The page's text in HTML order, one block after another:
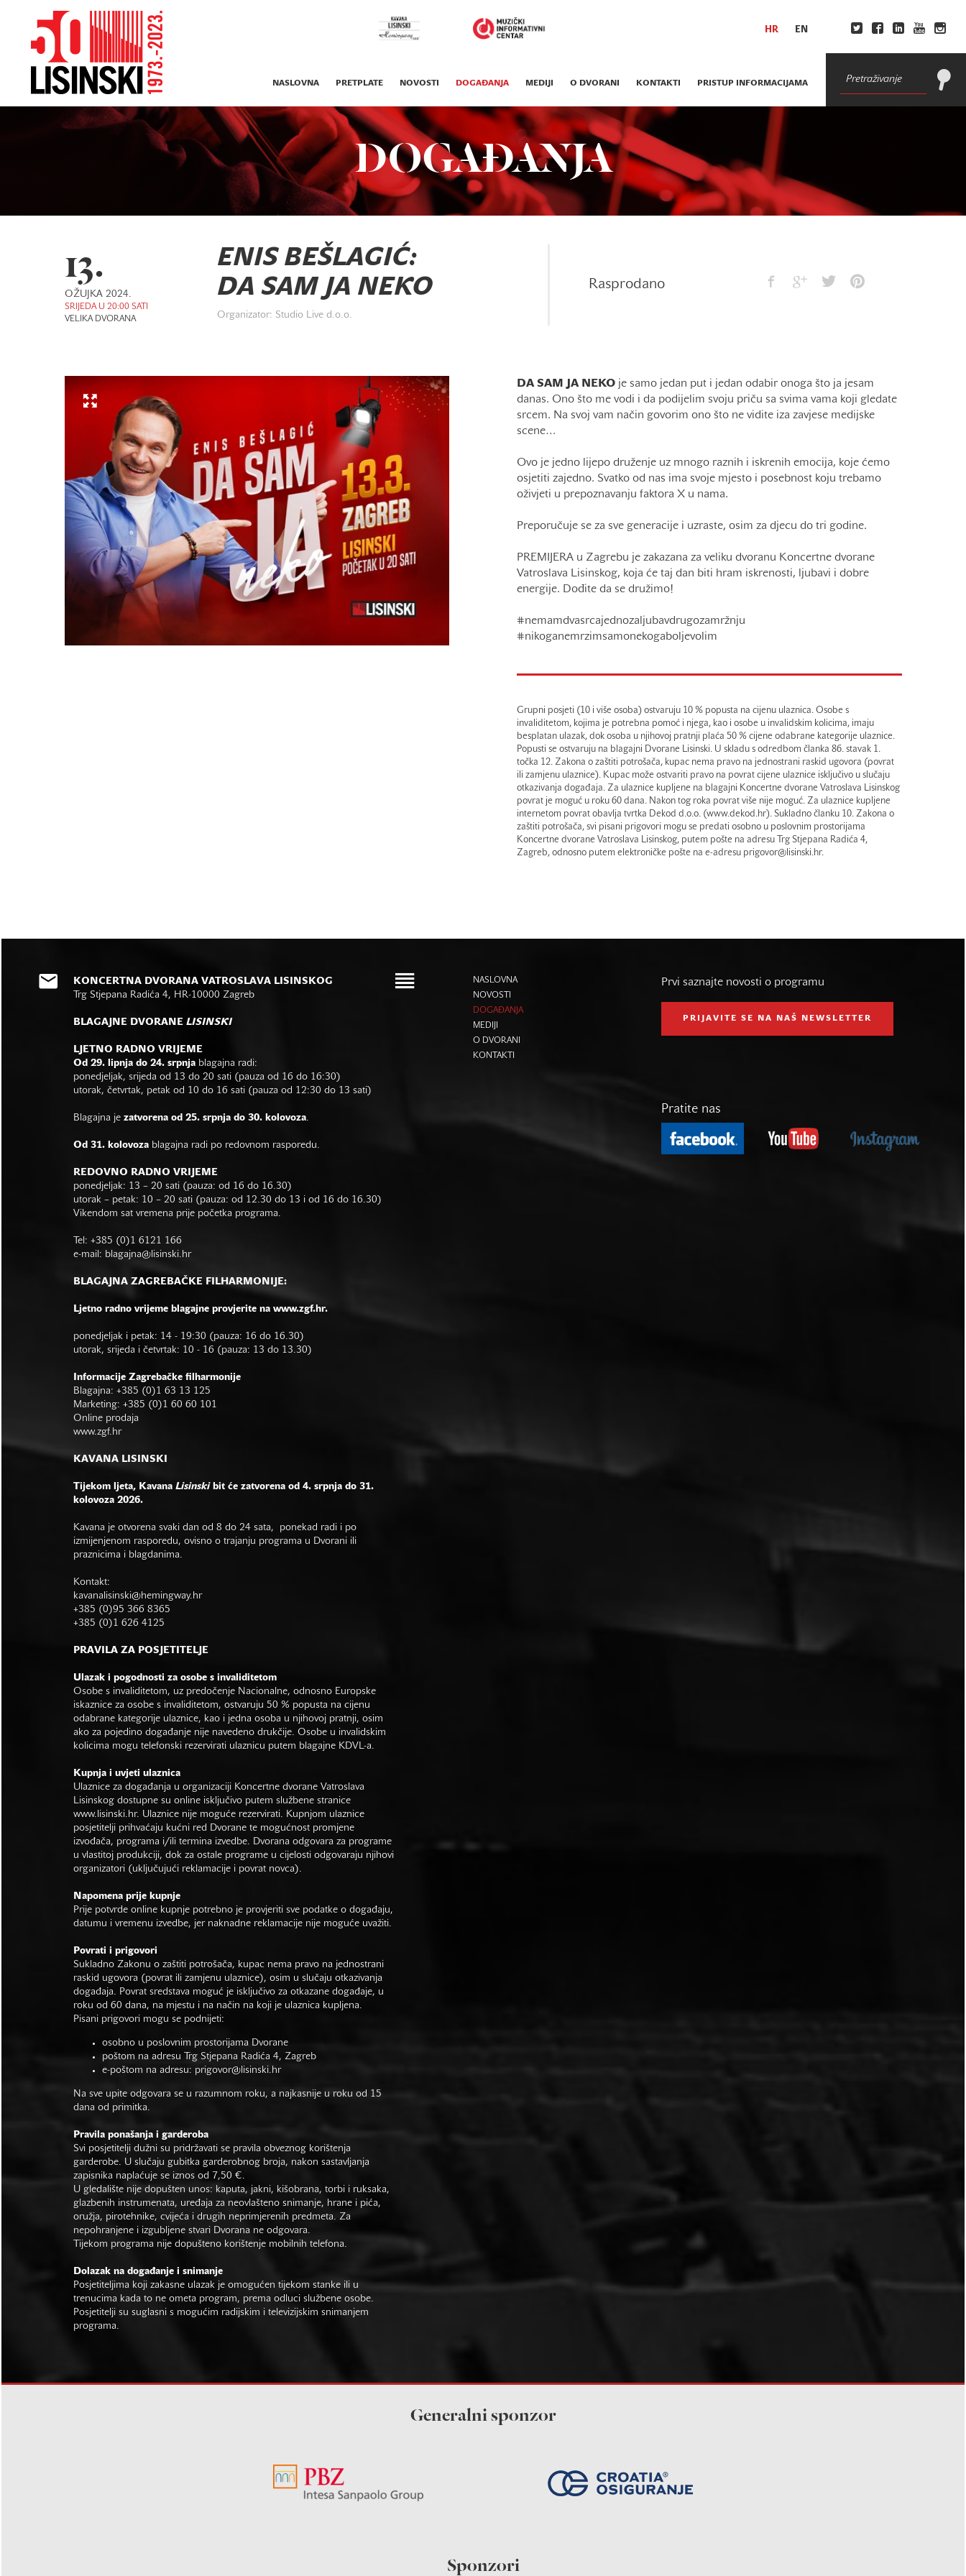
HR EN
NASLOVNA PRETPLATE NOVOSTI DOGAĐANJA MEDIJI O DVORANI KONTAKTI PRISTUP INFORMACIJAMA
DOGAĐANJA
13.
OŽUJKA 2024.
SRIJEDA U 20:00 SATI
VELIKA DVORANA
ENIS BEŠLAGIĆ:
DA SAM JA NEKO
Organizator: Studio Live d.o.o.
Rasprodano
DA SAM JA NEKOje samo jedan put i jedan odabir onoga što ja jesam
danas. Ono što me vodi i da podijelim svoju priču sa svima vama koji gledate
srcem. Na svoj vam način govorim ono što ne vidite iza zavjese medijske
scene…
Ovo je jedno lijepo druženje uz mnogo raznih i iskrenih emocija, koje ćemo
osjetiti zajedno. Svatko od nas ima svoje mjesto i posebnost koju trebamo
oživjeti u prepoznavanju faktora X u nama.
Preporučuje se za sve generacije i uzraste, osim za djecu do tri godine.
PREMIJERA u Zagrebu je zakazana za veliku dvoranu Koncertne dvorane
Vatroslava Lisinskog, koja će taj dan biti hram iskrenosti, ljubavi i dobre
energije. Dođite da se družimo!
#nemamdvasrcajednozaljubavdrugozamržnju
#nikoganemrzimsamonekogaboljevolim
Grupni posjeti (10 i više osoba) ostvaruju 10 % popusta na cijenu ulaznica. Osobe s
invaliditetom, kojima je potrebna pomoć i njega, kao i osobe u invalidskim kolicima, imaju
besplatan ulazak, dok osoba u njihovoj pratnji plaća 50 % cijene odabrane kategorije ulaznice.
Popusti se ostvaruju na blagajni Dvorane Lisinski. U skladu s odredbom članka 86. stavak 1.
točka 12. Zakona o zaštiti potrošača, kupac nema pravo na jednostrani raskid ugovora (povrat
ili zamjenu ulaznice). Kupac može ostvariti pravo na povrat cijene ulaznice isključivo u slučaju
otkazivanja događaja. Za ulaznice kupljene na blagajni Koncertne dvorane Vatroslava Lisinskog
povrat je moguć u roku 60 dana. Nakon tog roka povrat više nije moguć. Za ulaznice kupljene
internetom povrat obavlja tvrtka Dekod d.o.o. (www.dekod.hr). Sukladno članku 10. Zakona o
zaštiti potrošača, svi pisani prigovori mogu se predati osobno u poslovnim prostorijama
Koncertne dvorane Vatroslava Lisinskog, putem pošte na adresu Trg Stjepana Radića 4,
Zagreb, odnosno putem elektroničke pošte na e-adresu prigovor@lisinski.hr.
KONCERTNA DVORANA VATROSLAVA LISINSKOG
Trg Stjepana Radića 4, HR-10000 Zagreb
BLAGAJNE DVORANE LISINSKI
LJETNO RADNO VRIJEME
Od 29. lipnja do 24. srpnja blagajna radi:
ponedjeljak, srijeda od 13 do 20 sati (pauza od 16 do 16:30)
utorak, četvrtak, petak od 10 do 16 sati (pauza od 12:30 do 13 sati)
Blagajna je zatvorena od 25. srpnja do 30. kolovoza.
Od 31. kolovoza blagajna radi po redovnom rasporedu.
REDOVNO RADNO VRIJEME
ponedjeljak: 13 – 20 sati (pauza: od 16 do 16.30)
utorak – petak: 10 – 20 sati (pauza: od 12.30 do 13 i od 16 do 16.30)
Vikendom sat vremena prije početka programa.
Tel: +385 (0)1 6121 166
e-mail: blagajna@lisinski.hr
BLAGAJNA ZAGREBAČKE FILHARMONIJE:
Ljetno radno vrijeme blagajne provjerite na www.zgf.hr.
ponedjeljak i petak: 14 - 19:30 (pauza: 16 do 16.30)
utorak, srijeda i četvrtak: 10 - 16 (pauza: 13 do 13.30)
Informacije Zagrebačke filharmonije
Blagajna: +385 (0)1 63 13 125
Marketing: +385 (0)1 60 60 101
Online prodaja
www.zgf.hr
KAVANA LISINSKI
Tijekom ljeta, Kavana Lisinskibit će zatvorena od 4. srpnja do 31.
kolovoza 2026.
Kavana je otvorena svaki dan od 8 do 24 sata, ponekad radi i po
izmijenjenom rasporedu, ovisno o trajanju programa u Dvorani ili
praznicima i blagdanima.
Kontakt:
kavanalisinski@hemingway.hr
+385 (0)95 366 8365
+385 (0)1 626 4125
PRAVILA ZA POSJETITELJE
Ulazak i pogodnosti za osobe s invaliditetom
Osobe s invaliditetom, uz predočenje Nacionalne, odnosno Europske
iskaznice za osobe s invaliditetom, ostvaruju 50 % popusta na cijenu
odabrane kategorije ulaznice, kao i jedna osoba u njihovoj pratnji, osim
ako za pojedino događanje nije navedeno drukčije. Osobe u invalidskim
kolicima mogu telefonski rezervirati ulaznicu putem blagajne KDVL-a.
Kupnja i uvjeti ulaznica
Ulaznice za događanja u organizaciji Koncertne dvorane Vatroslava
Lisinskog dostupne su online isključivo putem službene stranice
www.lisinski.hr. Ulaznice nije moguće rezervirati. Kupnjom ulaznice
posjetitelji prihvaćaju kućni red Dvorane te mogućnost promjene
izvođača, programa i/ili termina izvedbe. Dvorana odgovara za programe
u vlastitoj produkciji, dok za ostale programe u cijelosti odgovaraju njihovi
organizatori (uključujući reklamacije i povrat novca).
Napomena prije kupnje
Prije potvrde online kupnje potrebno je provjeriti sve podatke o događaju,
datumu i vremenu izvedbe, jer naknadne reklamacije nije moguće uvažiti.
Povrati i prigovori
Sukladno Zakonu o zaštiti potrošača, kupac nema pravo na jednostrani
raskid ugovora (povrat ili zamjenu ulaznice), osim u slučaju otkazivanja
događaja. Povrat sredstava moguć je isključivo za otkazane događaje, u
roku od 60 dana, na mjestu i na način na koji je ulaznica kupljena.
Pisani prigovori mogu se podnijeti:
osobno u poslovnim prostorijama Dvorane
poštom na adresu Trg Stjepana Radića 4, Zagreb
e-poštom na adresu: prigovor@lisinski.hr
Na sve upite odgovara se u razumnom roku, a najkasnije u roku od 15
dana od primitka.
Pravila ponašanja i garderoba
Svi posjetitelji dužni su pridržavati se pravila obveznog korištenja
garderobe. U slučaju gubitka garderobnog broja, nakon sastavljanja
zapisnika naplaćuje se iznos od 7,50 €.
U gledalište nije dopušten unos: kaputa, jakni, kišobrana, torbi i ruksaka,
glazbenih instrumenata, uređaja za neovlašteno snimanje, hrane i pića,
oružja, pirotehnike, cvijeća i drugih neprimjerenih predmeta. Za
nepohranjene i izgubljene stvari Dvorana ne odgovara.
Tijekom programa nije dopušteno korištenje mobilnih telefona.
Dolazak na događanje i snimanje
Posjetiteljima koji zakasne ulazak je omogućen tijekom stanke ili u
trenucima kada to ne ometa program, prema odluci službene osobe.
Posjetitelji su suglasni s mogućim radijskim i televizijskim snimanjem
programa.
NASLOVNA
NOVOSTI
DOGAĐANJA
MEDIJI
O DVORANI
KONTAKTI
Prvi saznajte novosti o programu
PRIJAVITE SE NA NAŠ NEWSLETTER
Pratite nas
Generalni sponzor
Sponzori